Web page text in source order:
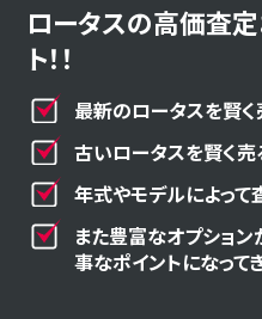
ロータスの高価査
ト！！
最新のロータスを賢く
古いロータスを賢く売
年式やモデルによって
また豊富なオプショ
事なポイントになってき